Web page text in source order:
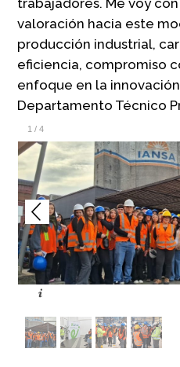
valoración hacia este
producción industrial,
eficiencia, compromiso
enfoque en la
Departamento Técnico
1 /4